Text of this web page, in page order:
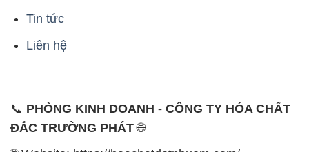
Tin tức
Liên hệ
📞 PHÒNG KINH DOANH - CÔNG TY HÓA CHẤT
ĐẮC TRƯỜNG PHÁT🌐